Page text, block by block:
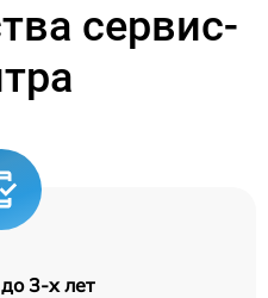
сервис-
3-х лет